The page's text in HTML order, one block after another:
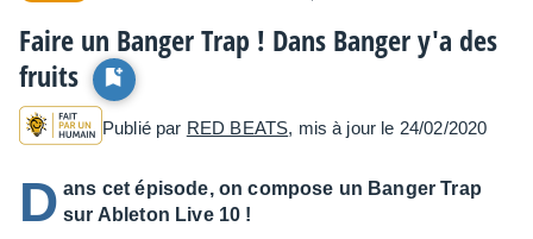
Faire un Banger Trap ! Dans Banger y'a des
fruits
Publié par RED BEATS, mis à jour le 24/02/2020
D ans cet épisode, on compose un Banger Trap
sur Ableton Live 10 !